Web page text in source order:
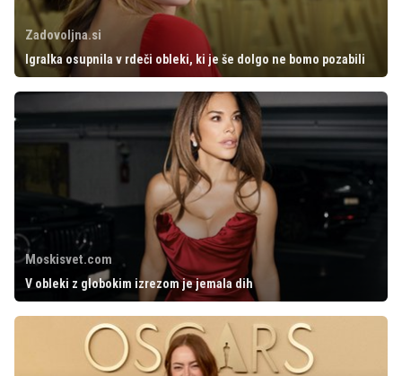
Zadovoljna.si
Igralka osupnila v rdeči obleki, ki je še dolgo ne bomo pozabili
Moskisvet.com
V obleki z globokim izrezom je jemala dih